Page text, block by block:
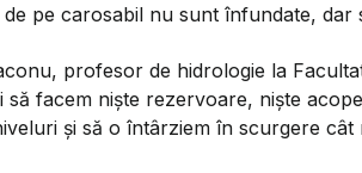
de pe carosabil nu sunt înfundate,
profesor de hidrologie la
să facem niște rezervoare, niște
și să o întârziem în scurgere cât